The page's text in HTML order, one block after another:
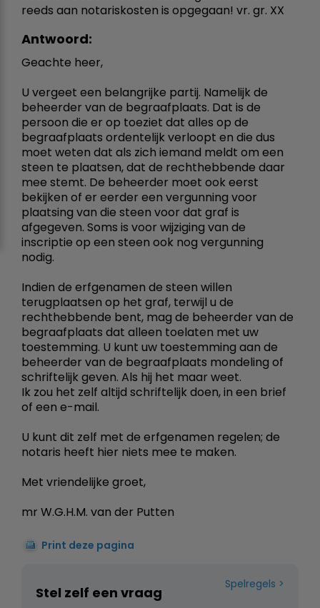
reeds aan notariskosten is opgegaan! vr. gr. XX
Antwoord:
Geachte heer,
U vergeet een belangrijke partij. Namelijk de
beheerder van de begraafplaats. Dat is de
persoon die er op toeziet dat alles op de
begraafplaats ordentelijk verloopt en die dus
moet weten dat als zich iemand meldt om een
steen te plaatsen, dat de rechthebbende daar
mee stemt. De beheerder moet ook eerst
bekijken of er eerder een vergunning voor
plaatsing van die steen voor dat graf is
afgegeven. Soms is voor wijziging van de
inscriptie op een steen ook nog vergunning
nodig.
Indien de erfgenamen de steen willen
terugplaatsen op het graf, terwijl u de
rechthebbende bent, mag de beheerder van de
begraafplaats dat alleen toelaten met uw
toestemming. U kunt uw toestemming aan de
beheerder van de begraafplaats mondeling of
schriftelijk geven. Als hij het maar weet.
Ik zou het zelf altijd schriftelijk doen, in een brief
of een e-mail.
U kunt dit zelf met de erfgenamen regelen; de
notaris heeft hier niets mee te maken.
Met vriendelijke groet,
mr W.G.H.M. van der Putten
Print deze pagina
Spelregels
Stel zelf een vraag